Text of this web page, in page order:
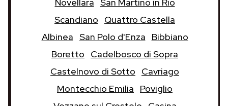
Scandiano
Quattro Castella
Albinea San Polo d'Enza
Bibbiano
Boretto
Cadelbosco di Sopra
Castelnovo di Sotto
Cavriago
Montecchio Emilia
Poviglio